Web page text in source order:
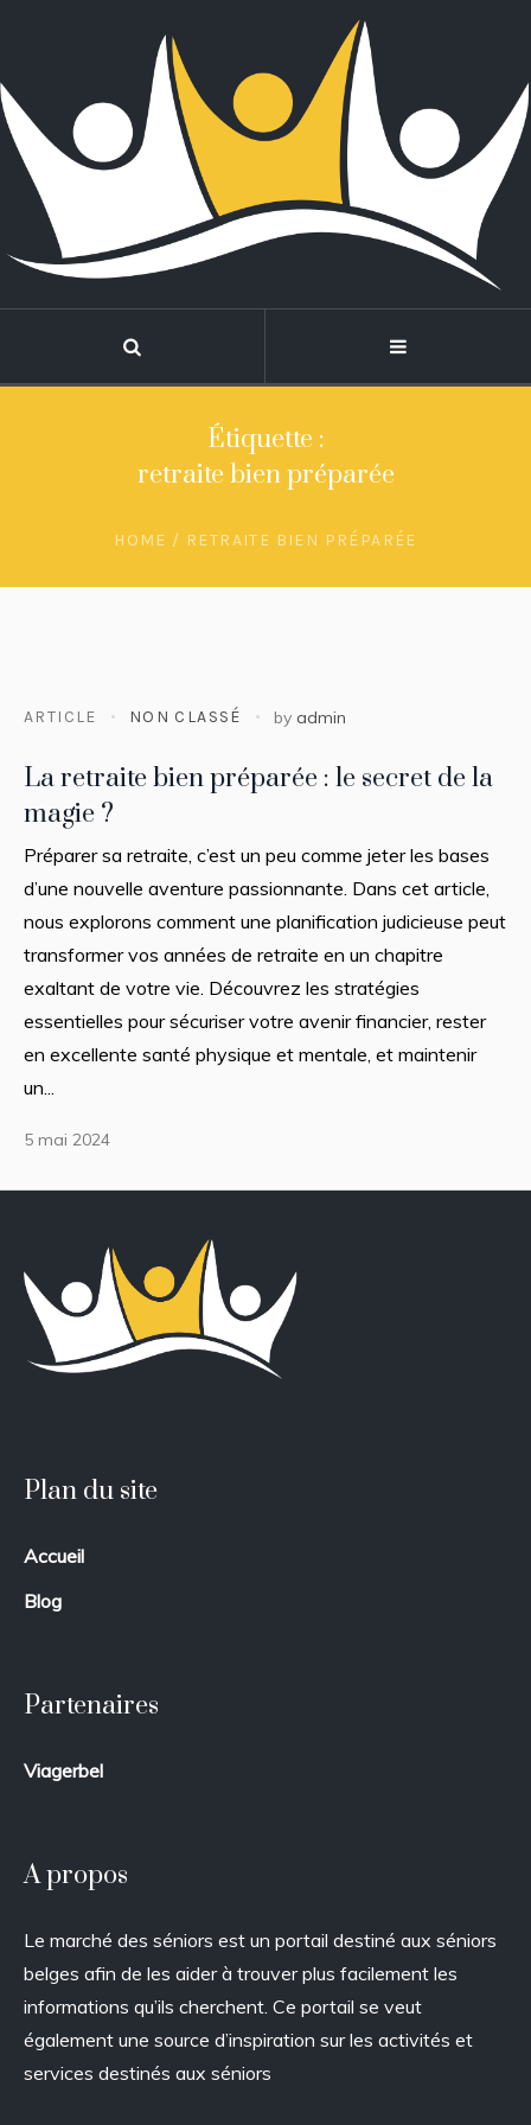
Étiquette :
retraite bien préparée
HOME / RETRAITE BIEN PRÉPARÉE
ARTICLE NON CLASSÉ by admin
La retraite bien préparée : le secret de la
magie ?
Préparer sa retraite, c’est un peu comme jeter les bases
d’une nouvelle aventure passionnante. Dans cet article,
nous explorons comment une planification judicieuse peut
transformer vos années de retraite en un chapitre
exaltant de votre vie. Découvrez les stratégies
essentielles pour sécuriser votre avenir financier, rester
en excellente santé physique et mentale, et maintenir
un...
5 mai 2024
Plan du site
Accueil
Blog
Partenaires
Viagerbel
A propos
Le marché des séniors est un portail destiné aux séniors
belges afin de les aider à trouver plus facilement les
informations qu’ils cherchent. Ce portail se veut
également une source d’inspiration sur les activités et
services destinés aux séniors